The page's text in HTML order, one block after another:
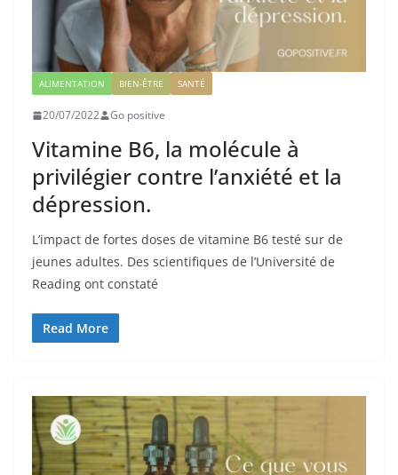
ALIMENTATION BIEN-ÊTRE SANTÉ
20/07/2022 Go positive
Vitamine B6, la molécule à
privilégier contre l’anxiété et la
dépression.
L’impact de fortes doses de vitamine B6 testé sur de
jeunes adultes. Des scientifiques de l’Université de
Reading ont constaté
Read More